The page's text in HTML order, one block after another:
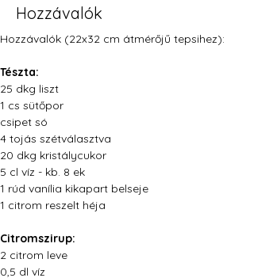
Hozzávalók
Hozzávalók (22x32 cm átmérőjű tepsihez):
Tészta:
25 dkg liszt
1 cs sütőpor
csipet só
4 tojás szétválasztva
20 dkg kristálycukor
5 cl víz - kb. 8 ek
1 rúd vanília kikapart belseje
1 citrom reszelt héja
Citromszirup:
2 citrom leve
0,5 dl víz